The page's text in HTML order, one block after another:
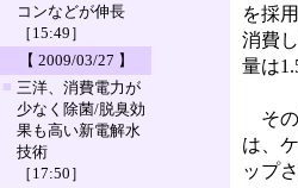
コンなどが伸長
［15:49］
【 2009/03/27 】
■ 三洋、消費電力が
少なく除菌/脱臭効
果も高い新電解水
技術
［17:50］
を採
消費
量は
その
は、
ップ